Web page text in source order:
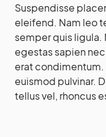
Suspendisse
eleifend. Nam leo
semper quis ligula.
egestas sapien
erat condimentum.
euismod pulvinar.
tellus vel, rhoncus